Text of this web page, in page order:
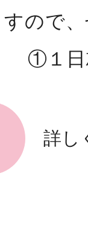
ので
①１
詳し